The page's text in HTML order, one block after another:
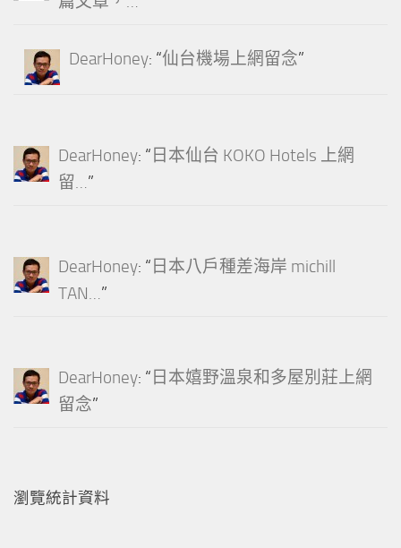
DearHoney: “仙台機場上網留念”
DearHoney: “ 日本仙台 KOKO Hotels 上網
留…”
DearHoney: “ 日本八戶種差海岸 michill
TAN…”
DearHoney: “ 日本嬉野溫泉和多屋別莊上網
留念”
瀏覽統計資料